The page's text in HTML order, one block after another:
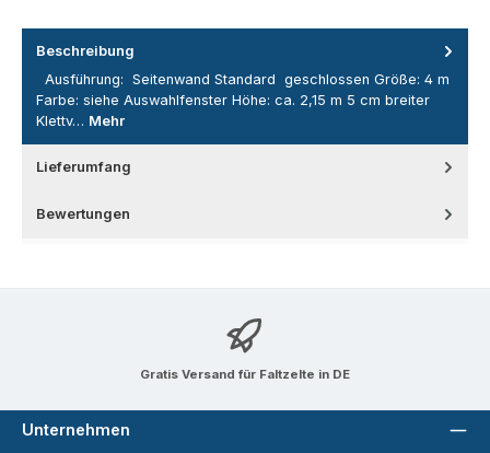
Beschreibung
Ausführung: Seitenwand Standard geschlossen Größe: 4 m
Farbe: siehe Auswahlfenster Höhe: ca. 2,15 m 5 cm breiter
Klettv… Mehr
Lieferumfang
Bewertungen
Gratis Versand für Faltzelte in DE
Unternehmen